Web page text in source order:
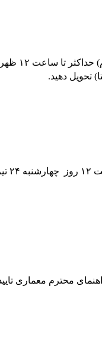
تحویل دهید.
محترم معماری